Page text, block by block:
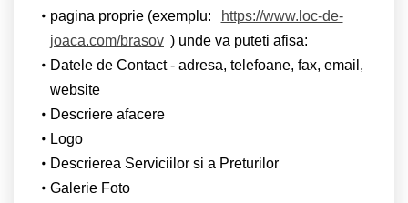
pagina proprie (exemplu:
https://www.loc-de-
joaca.com/brasov ) unde va puteti afisa:
Datele de Contact - adresa, telefoane, fax, email,
website
Descriere afacere
Logo
Descrierea Serviciilor si a Preturilor
Galerie Foto